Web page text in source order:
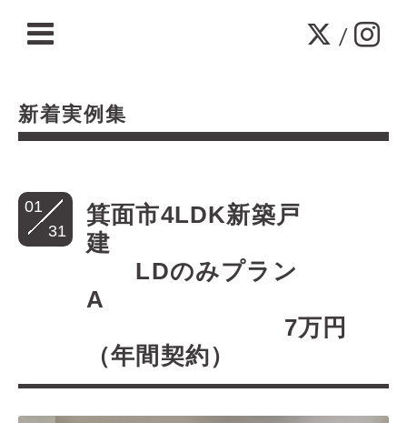
/
新着実例集
01
31
箕面市4LDK新築戸
建
LDのみプラン
A
7万円
（年間契約）